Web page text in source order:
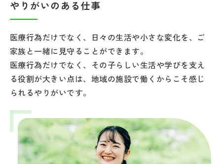
やりがいのある仕事
医療行為だけでなく、日々の生活や小さな変化を、ご
家族と一緒に見守ることができます。
医療行為だけでなく、その子らしい生活や学びを支え
る役割が大きい点は、地域の施設で働くからこそ感じ
られるやりがいです。